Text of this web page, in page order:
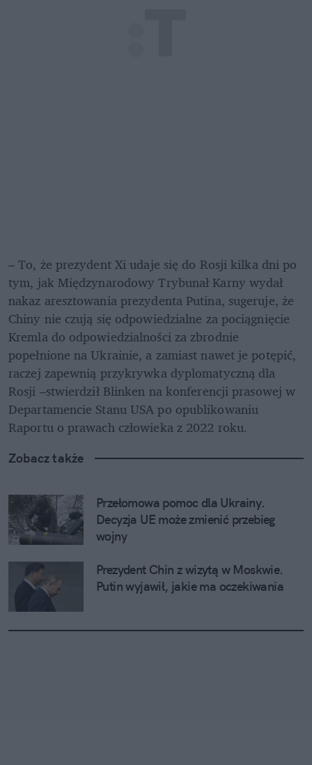
– To, że prezydent Xi udaje się do Rosji kilka dni po
tym, jak Międzynarodowy Trybunał Karny wydał
nakaz aresztowania prezydenta Putina, sugeruje, że
Chiny nie czują się odpowiedzialne za pociągnięcie
Kremla do odpowiedzialności za zbrodnie
popełnione na Ukrainie, a zamiast nawet je potępić,
raczej zapewnią przykrywka dyplomatyczną dla
Rosji –stwierdził Blinken na konferencji prasowej w
Departamencie Stanu USA po opublikowaniu
Raportu o prawach człowieka z 2022 roku.
Zobacz także
Przełomowa pomoc dla Ukrainy.
Decyzja UE może zmienić przebieg
wojny
Prezydent Chin z wizytą w Moskwie.
Putin wyjawił, jakie ma oczekiwania